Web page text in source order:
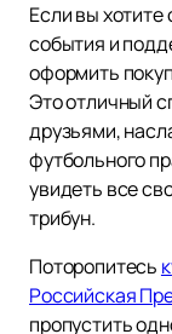
Если вы
события и
оформить
Это отличный
друзьями,
футбольного
увидеть все
трибун.
Поторопитесь
Российская
пропустить